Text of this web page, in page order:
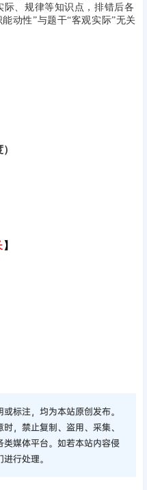
际、规律等知识点，排错后各
动性”与题干“客观实际”无关
】
标注，均为本站原创发布。
，禁止复制、盗用、采集、
媒体平台。如若本站内容侵
行处理。